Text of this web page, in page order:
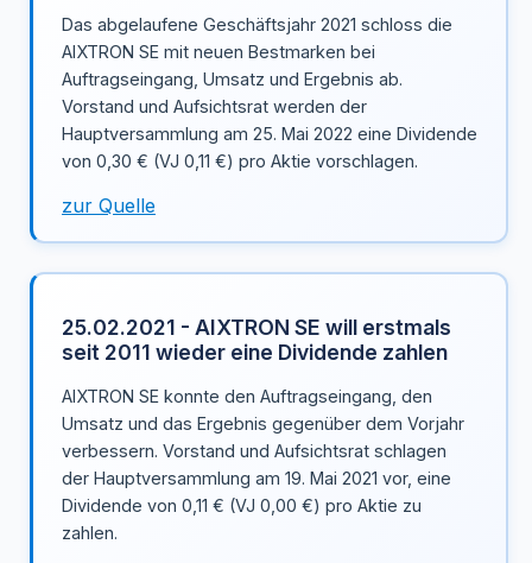
Das abgelaufene Geschäftsjahr 2021 schloss die
AIXTRON SE mit neuen Bestmarken bei
Auftragseingang, Umsatz und Ergebnis ab.
Vorstand und Aufsichtsrat werden der
Hauptversammlung am 25. Mai 2022 eine Dividende
von 0,30 € (VJ 0,11 €) pro Aktie vorschlagen.
zur Quelle
25.02.2021 - AIXTRON SE will erstmals
seit 2011 wieder eine Dividende zahlen
AIXTRON SE konnte den Auftragseingang, den
Umsatz und das Ergebnis gegenüber dem Vorjahr
verbessern. Vorstand und Aufsichtsrat schlagen
der Hauptversammlung am 19. Mai 2021 vor, eine
Dividende von 0,11 € (VJ 0,00 €) pro Aktie zu
zahlen.